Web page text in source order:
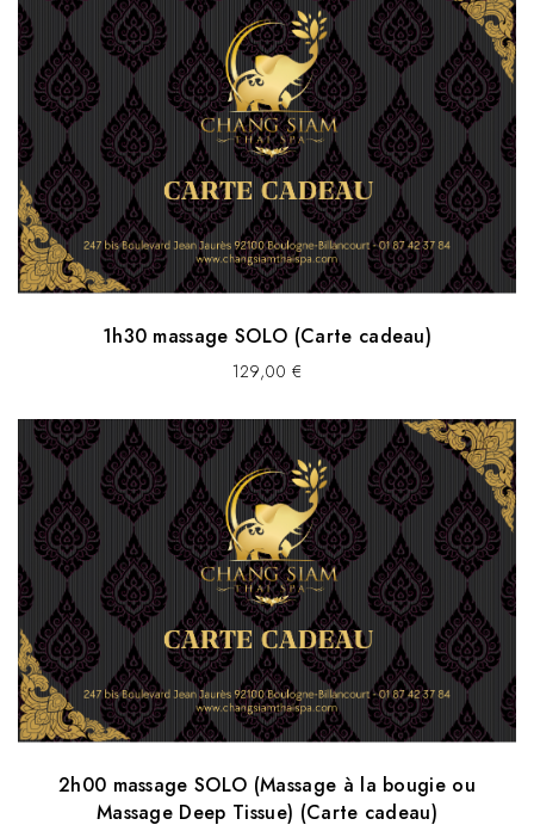
1h30 massage SOLO (Carte cadeau)
129,00 €
2h00 massage SOLO (Massage à la bougie ou
Massage Deep Tissue) (Carte cadeau)